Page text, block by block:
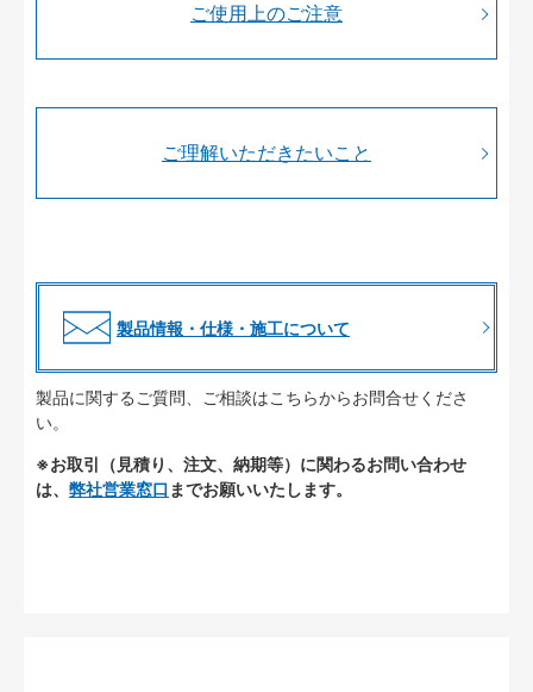
ご使用上のご注意
ご理解いただきたいこと
製品情報・仕様・施工について
製品に関するご質問、ご相談はこちらからお問合せくださ
い。
※お取引（見積り、注文、納期等）に関わるお問い合わせ
は、 弊社営業窓口 までお願いいたします。